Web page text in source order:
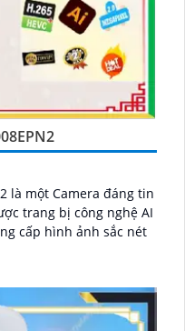
là một Camera đáng tin
cấp hình ảnh sắc nét